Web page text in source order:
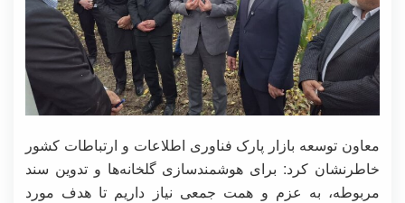
معاون توسعه بازار پارک فناوری اطلاعات و ارتباطات کشور
خاطرنشان کرد: برای هوشمندسازی گلخانه‌ها و تدوین سند
مربوطه، به عزم و همت جمعی نیاز داریم تا هدف مورد